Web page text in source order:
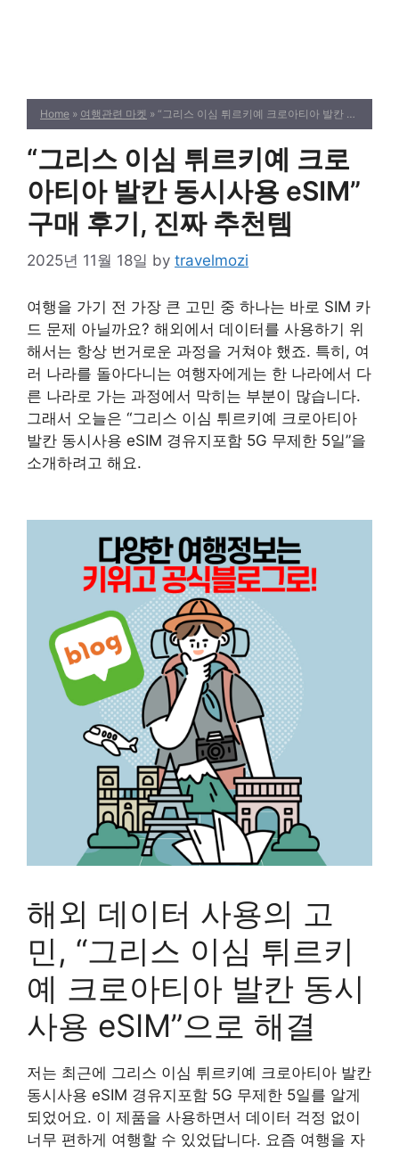
Home » 여행관련 마켓 » “그리스 이심 튀르키예 크로아티아 발칸 동시사용 eSIM” 구매 후기, 진짜 추천템
“그리스 이심 튀르키예 크로
아티아 발칸 동시사용 eSIM”
구매 후기, 진짜 추천템
2025년 11월 18일 by travelmozi
여행을 가기 전 가장 큰 고민 중 하나는 바로 SIM 카
드 문제 아닐까요? 해외에서 데이터를 사용하기 위
해서는 항상 번거로운 과정을 거쳐야 했죠. 특히, 여
러 나라를 돌아다니는 여행자에게는 한 나라에서 다
른 나라로 가는 과정에서 막히는 부분이 많습니다.
그래서 오늘은 “그리스 이심 튀르키예 크로아티아
발칸 동시사용 eSIM 경유지포함 5G 무제한 5일”을
소개하려고 해요.
해외 데이터 사용의 고
민, “그리스 이심 튀르키
예 크로아티아 발칸 동시
사용 eSIM”으로 해결
저는 최근에 그리스 이심 튀르키예 크로아티아 발칸
동시사용 eSIM 경유지포함 5G 무제한 5일를 알게
되었어요. 이 제품을 사용하면서 데이터 걱정 없이
너무 편하게 여행할 수 있었답니다. 요즘 여행을 자